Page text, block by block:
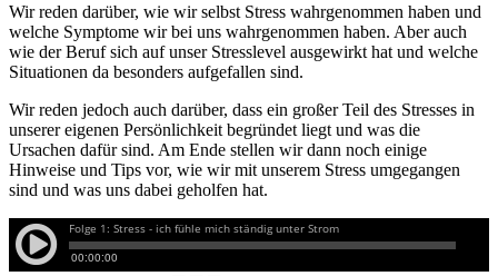
Wir reden darüber, wie wir selbst Stress wahrgenommen haben und
welche Symptome wir bei uns wahrgenommen haben. Aber auch
wie der Beruf sich auf unser Stresslevel ausgewirkt hat und welche
Situationen da besonders aufgefallen sind.
Wir reden jedoch auch darüber, dass ein großer Teil des Stresses in
unserer eigenen Persönlichkeit begründet liegt und was die
Ursachen dafür sind. Am Ende stellen wir dann noch einige
Hinweise und Tips vor, wie wir mit unserem Stress umgegangen
sind und was uns dabei geholfen hat.